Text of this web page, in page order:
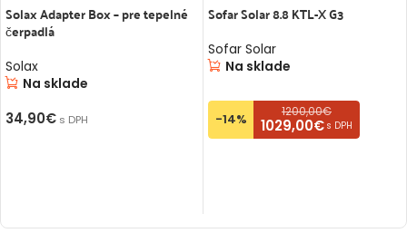
Solax Adapter Box – pre tepelné
čerpadlá
Solax
Na sklade
34,90€ s DPH
Sofar Solar 8.8 KTL-X G3
Sofar Solar
Na sklade
-14% 1200,00€
1029,00€ s DPH